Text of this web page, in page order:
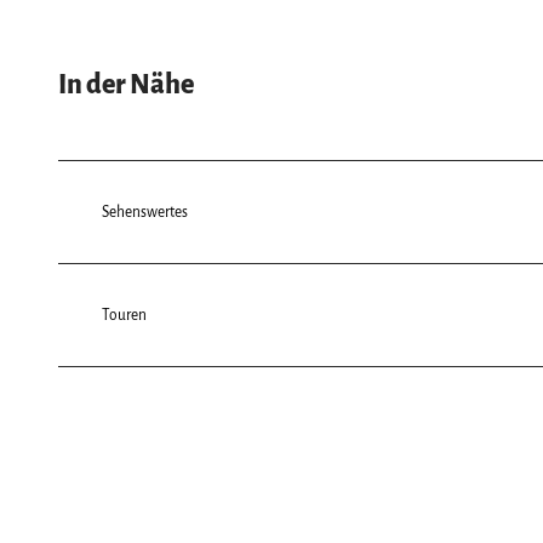
In der Nähe
Sehenswertes
Touren